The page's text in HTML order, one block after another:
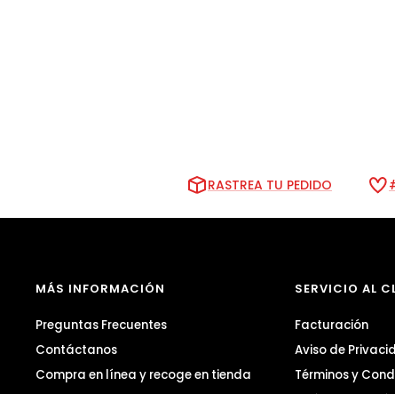
RASTREA TU PEDIDO
MÁS INFORMACIÓN
Preguntas Frecuentes
Contáctanos
Compra en línea y recoge en tienda
SERVICIO AL
Facturación
Aviso de
Términos y